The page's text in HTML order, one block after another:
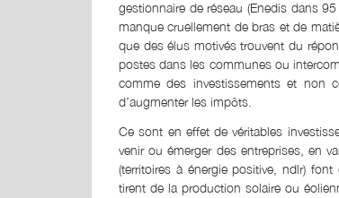
gestionnaire de réseau (Enedis dans
manque cruellement de bras et de
que des élus motivés trouvent du
postes dans les communes ou
comme des investissements et non
d’augmenter les impôts.
Ce sont en effet de véritables
venir ou émerger des entreprises, en
(territoires à énergie positive, ndlr)
tirent de la production solaire ou